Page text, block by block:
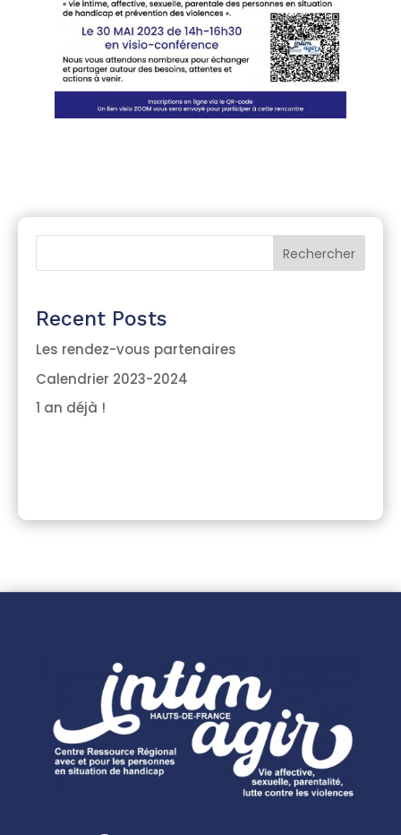
Rechercher
Recent Posts
Les rendez-vous partenaires
Calendrier 2023-2024
1 an déjà !